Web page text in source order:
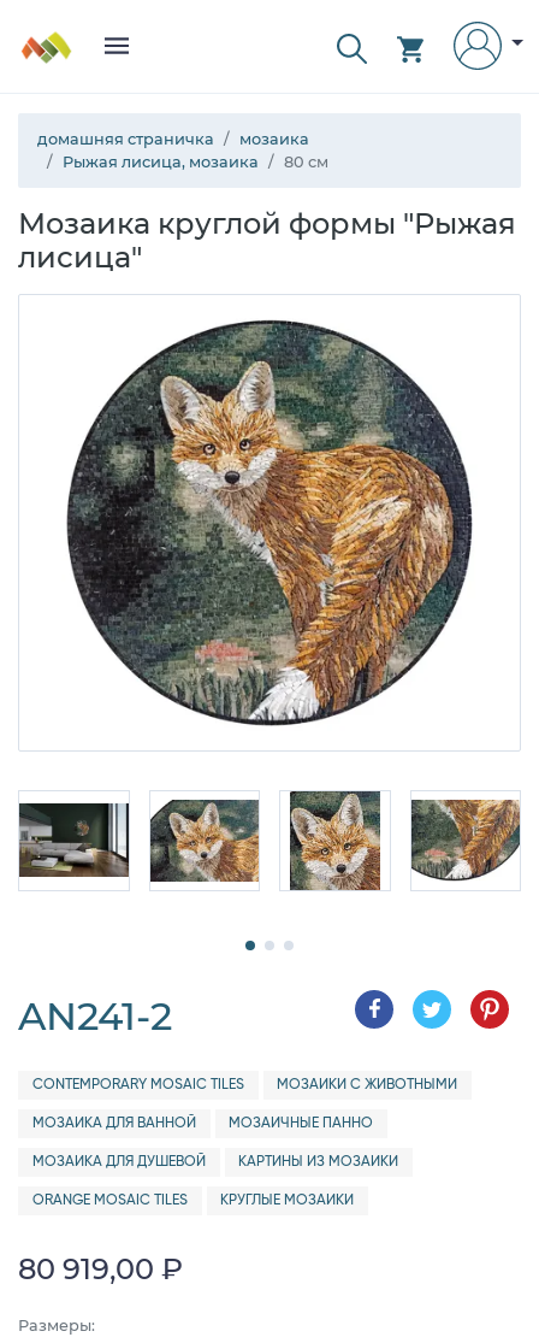
домашняя страничка
мозаика
Рыжая лисица, мозаика
80 см
Мозаика круглой формы "Рыжая
лисица"
AN241-2
CONTEMPORARY MOSAIC TILES МОЗАИКИ С ЖИВОТНЫМИ
МОЗАИКА ДЛЯ ВАННОЙ МОЗАИЧНЫЕ ПАННО
МОЗАИКА ДЛЯ ДУШЕВОЙ КАРТИНЫ ИЗ МОЗАИКИ
ORANGE MOSAIC TILES КРУГЛЫЕ МОЗАИКИ
80 919,00 ₽
Размеры: